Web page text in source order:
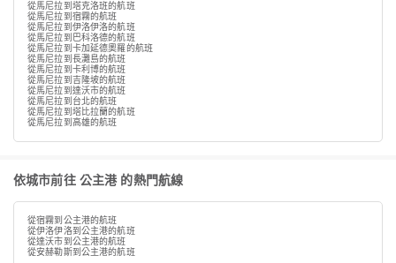
從馬尼拉到塔克洛班的航班
從馬尼拉到宿霧的航班
從馬尼拉到伊洛伊洛的航班
從馬尼拉到巴科洛德的航班
從馬尼拉到卡加延德奧羅的航班
從馬尼拉到長灘島的航班
從馬尼拉到卡利博的航班
從馬尼拉到吉隆坡的航班
從馬尼拉到達沃市的航班
從馬尼拉到台北的航班
從馬尼拉到塔比拉蘭的航班
從馬尼拉到高雄的航班
依城市前往 公主港 的熱門航線
從宿霧到公主港的航班
從伊洛伊洛到公主港的航班
從達沃市到公主港的航班
從安赫勒斯到公主港的航班